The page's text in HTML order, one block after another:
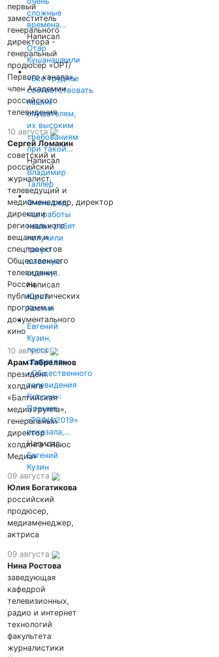
сложные
времена…
Написал
Отар
Кушанашвили
«Все труднее
соответствовать
нашим
слушателям,
их высоким
требованиям
при такой…
Написал
Владимир
Таллер
Очень рад,
что работы
наших ребят
получили
такую
высокую
оценку…
Написал
Юрий
Костин
Евгений
Кузин,
пресс-
секретарь
«Общественного
телевидения
России»:
Премия
«ТЭФИ 2019»
показала,…
Написал
Евгений
Кузин
первый
заместитель
генерального
директора -
генеральный
продюсер «ОРТ/
Первого канала»,
член Академии
российского
телевидения
10 августа
Сергей Ломакин
советский и
российский
журналист,
телеведущий и
медиаменеджер, директор
дирекции
регионального
вещания и
спецпроектов
Общественного
телевидения
России
публицистических
программ и
документального
кино
10 августа
Арам Габрелянов
президент
холдинга
«Балтийская
медиа группа»,
генеральный
директор
холдинга «Ньюс
Медиа»
09 августа
Юлия Богатикова
российский
продюсер,
медиаменеджер,
актриса
09 августа
Нина Ростова
заведующая
кафедрой
телевизионных,
радио и интернет
технологий
факультета
журналистики